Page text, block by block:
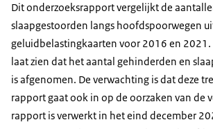
Dit onderzoeksrapport vergelijkt de
slaapgestoorden langs hoofdspoorwegen
geluidbelastingkaarten voor 2016 en
laat zien dat het aantal gehinderden en
is afgenomen. De verwachting is dat deze
rapport gaat ook in op de oorzaken van de
rapport is verwerkt in het eind december